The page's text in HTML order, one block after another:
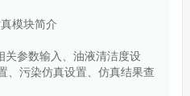
模块简介
参数输入、油液清洁度设
、污染仿真设置、仿真结果查